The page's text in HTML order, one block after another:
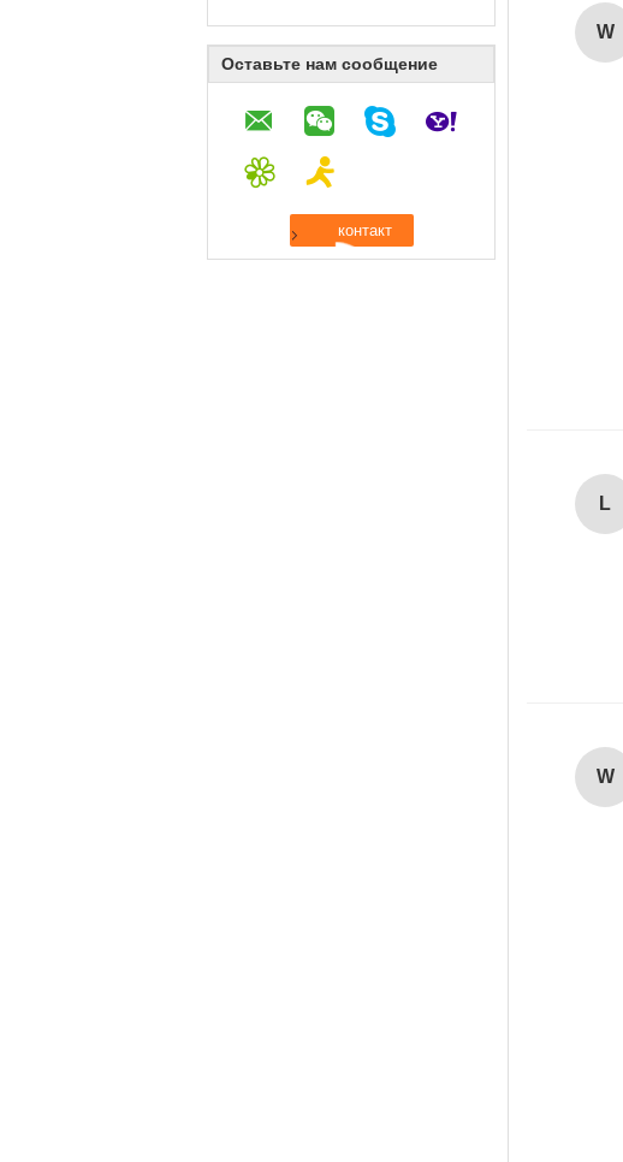
Оставьте нам сообщение
W
L
W